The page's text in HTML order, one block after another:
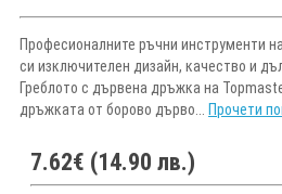
Професионалните ръчни инструменти
си изключителен дизайн, качество и
Греблото с дървена дръжка на
дръжката от борово дърво... Прочети
7.62€ (14.90 лв.)